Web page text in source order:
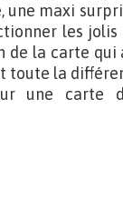
une maxi
les
de la carte
toute la
une carte